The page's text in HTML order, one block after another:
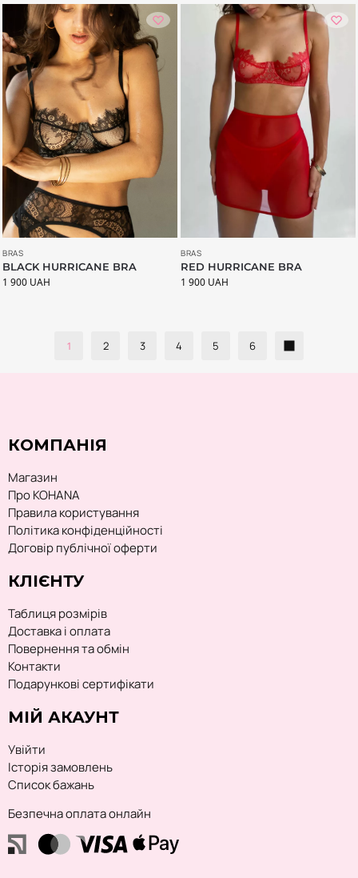
BRAS
BLACK HURRICANE BRA
1 900 UAH
BRAS
RED HURRICANE BRA
1 900 UAH
1 2 3 4 5 6
КОМПАНІЯ
Магазин
Про KOHANA
Правила користування
Політика конфіденційності
Договір публічної оферти
КЛІЄНТУ
Таблиця розмірів
Доставка і оплата
Повернення та обмін
Контакти
Подарункові сертифікати
МІЙ АКАУНТ
Увійти
Історія замовлень
Список бажань
Безпечна оплата онлайн